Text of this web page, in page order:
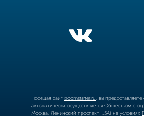
Посещая сайт boomstarter.ru , вы
автоматически осуществляется Обществом с
Москва, Ленинский проспект, 15А) на условиях